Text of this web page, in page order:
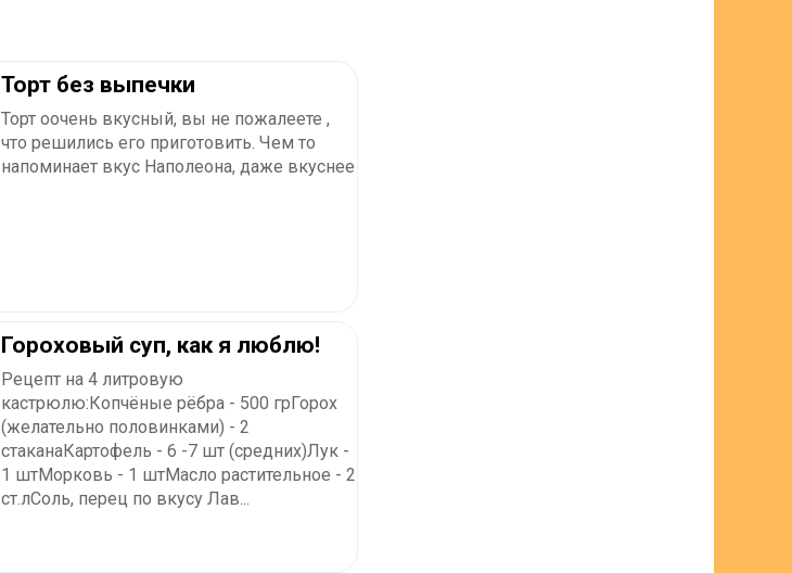
Торт без выпечки
Торт оочень вкусный, вы не пожалеете ,
что решились его приготовить. Чем то
напоминает вкус Наполеона, даже вкуснее
Гороховый суп, как я люблю!
Рецепт на 4 литровую
кастрюлю:Копчёные рёбра - 500 грГорох
(желательно половинками) - 2
стаканаКартофель - 6 -7 шт (средних)Лук -
1 штМорковь - 1 штМасло растительное - 2
ст.лСоль, перец по вкусу Лав...